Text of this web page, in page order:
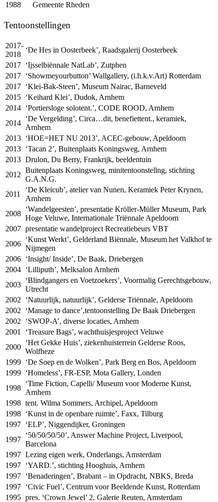
1988
Gemeente Rheden
Tentoonstellingen
2017-
2018
‘De Hes in Oosterbeek’, Raadsgalerij Oosterbeek
2017 ‘Ijsselbiënnale NatLab’, Zutphen
2017 ‘Showmeyourbutton’ Wallgallery, (i.h.k.v.Art) Rotterdam
2017 ‘Klei-Bak-Steen’, Museum Nairac, Barneveld
2015 ‘Keihard Klei’, Dudok, Arnhem
2014 ‘Portiersloge solotent.’, CODE ROOD, Arnhem
2014
‘De Vergelding’, Circa…dit, benefiettent., keramiek,
Arnhem
2013 ‘HOE=HET NU 2013’, ACEC-gebouw, Apeldoorn
2013 ‘Tacan 2’, Buitenplaats Koningsweg, Arnhem
2013 Drulon, Du Berry, Frankrijk, beeldentuin
2012
Buitenplaats Koningsweg, minitentoonstellng, stichting
G.A.N.G.
2011
‘De Kleicub’, atelier van Nunen, Keramiek Peter Krynen,
Arnhem
2008
‘Wandelgeesten’, presentatie Kröller-Müller Museum, Park
Hoge Veluwe, Internationale Triënnale Apeldoorn
2007 presentatie wandelproject Recreatiebeurs VBT
2006
‘Kunst Werkt’, Gelderland Biënnale, Museum het Valkhof te
Nijmegen
2006 ‘Insight/ Inside’, De Baak, Driebergen
2004 ‘Lilliputh’, Melksalon Arnhem
2003
‘Blindgangers en Voetzoekers’, Voormalig Gerechtsgebouw,
Utrecht
2002
‘Natuurlijk, natuurlijk’, Gelderse Triënnale, Apeldoorn
2002
‘Manage to dance’,tentoonstelling De Baak Driebergen
2002
‘SWOP-A’, diverse locaties, Arnhem
2001
‘Treasure Bags’, wachthuisjesproject Veluwe
2000
‘Het Gekke Huis’, ziekenhuisterrein Gelderse Roos,
Wolfheze
1999 ‘De Soep en de Wolken’, Park Berg en Bos, Apeldoorn
1999 ‘Homeless’, FR-ESP, Mota Gallery, Londen
1998
‘Time Fiction, Capelli/ Museum voor Moderne Kunst,
Arnhem
1998 tent. Wilma Sommers, Archipel, Apeldoorn
1998 ‘Kunst in de openbare ruimte’, Faxx, Tilburg
1997 ‘ELP’, Niggendijker, Groningen
1997
‘50/50/50/50’, Answer Machine Project, Liverpool,
Barcelona
1997 Lezing eigen werk, Onderlangs, Amsterdam
1997 ‘YARD.’, stichting Hooghuis, Arnhem
1997 ‘Benaderingen’, Brabant – in Opdracht, NBKS, Breda
1997 ‘Civic Fuel’, Centrum voor Beeldende Kunst, Rotterdam
1995 pres. ‘Crown Jewel’ 2, Galerie Reuten, Amsterdam